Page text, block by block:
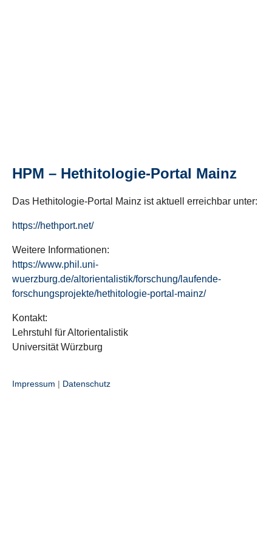
HPM – Hethitologie-Portal Mainz
Das Hethitologie-Portal Mainz ist aktuell erreichbar unter:
https://hethport.net/
Weitere Informationen:
https://www.phil.uni-
wuerzburg.de/altorientalistik/forschung/laufende-
forschungsprojekte/hethitologie-portal-mainz/
Kontakt:
Lehrstuhl für Altorientalistik
Universität Würzburg
Impressum | Datenschutz